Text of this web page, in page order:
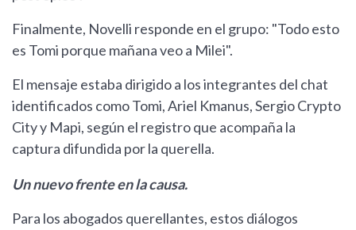
Finalmente, Novelli responde en el grupo: "Todo esto
es Tomi porque mañana veo a Milei".
El mensaje estaba dirigido a los integrantes del chat
identificados como Tomi, Ariel Kmanus, Sergio Crypto
City y Mapi, según el registro que acompaña la
captura difundida por la querella.
Un nuevo frente en la causa.
Para los abogados querellantes, estos diálogos